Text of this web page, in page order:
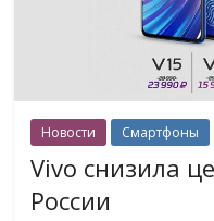
Новости Смартфоны
Vivo снизила
России